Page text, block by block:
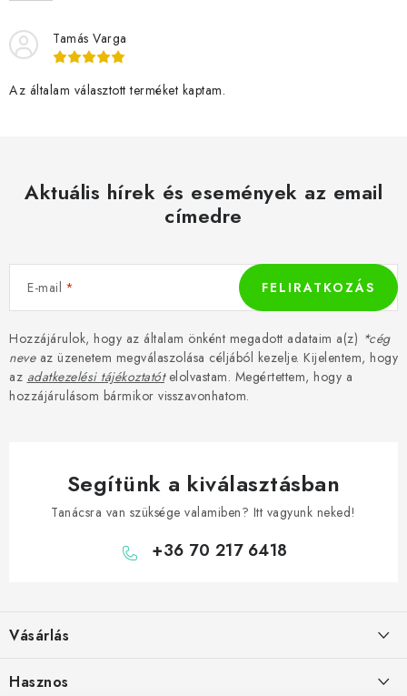
Tamás Varga
Az általam választott terméket kaptam.
Aktuális hírek és események az email
címedre
E-mail
Hozzájárulok, hogy az általam önként megadott adataim a(z) *cég
neveaz üzenetem megválaszolása céljából kezelje. Kijelentem, hogy
az adatkezelési tájékoztatótelolvastam. Megértettem, hogy a
hozzájárulásom bármikor visszavonhatom.
FELIRATKOZÁS
Segítünk a kiválasztásban
Tanácsra van szüksége valamiben? Itt vagyunk neked!
+36 70 217 6418
bVásárlás
Hasznos